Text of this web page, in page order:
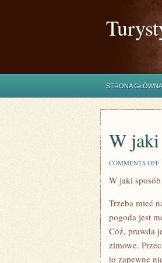
STRONA GŁÓWNA
W jaki
COMMENTS OFF
W jaki
Trzeba mieć
pogoda jest
Cóż, prawda
zimowe.
to zapewne